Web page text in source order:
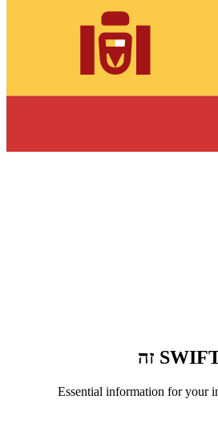
Essential information for your